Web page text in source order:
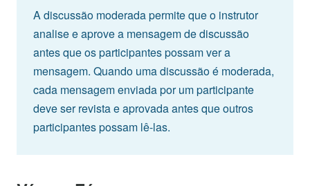
A discussão moderada permite que o instrutor
analise e aprove a mensagem de discussão
antes que os participantes possam ver a
mensagem. Quando uma discussão é moderada,
cada mensagem enviada por um participante
deve ser revista e aprovada antes que outros
participantes possam lê-las.